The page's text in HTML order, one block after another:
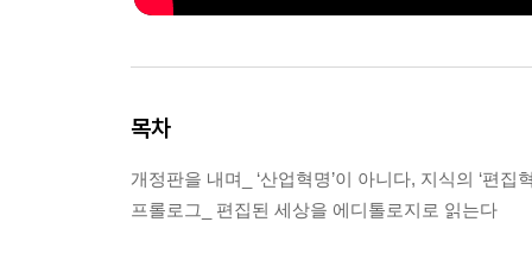
목차
개정판을 내며_ ‘산업혁명’이 아니다, 지식의 ‘편집
프롤로그_ 편집된 세상을 에디톨로지로 읽는다